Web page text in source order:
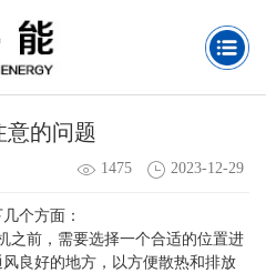
意的问题
1475 2023-12-29
个方面：
之前，需要选择一个合适的位置进
良好的地方，以方便散热和排放